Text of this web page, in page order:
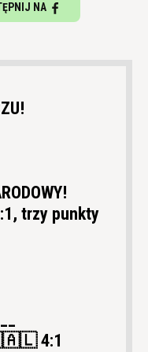
NA
trzy punkty
4:1